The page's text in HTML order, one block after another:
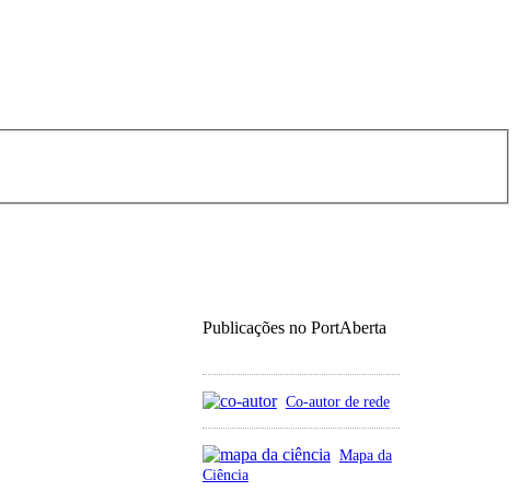
Publicações no PortAberta
Co-autor de rede
Mapa da
Ciência